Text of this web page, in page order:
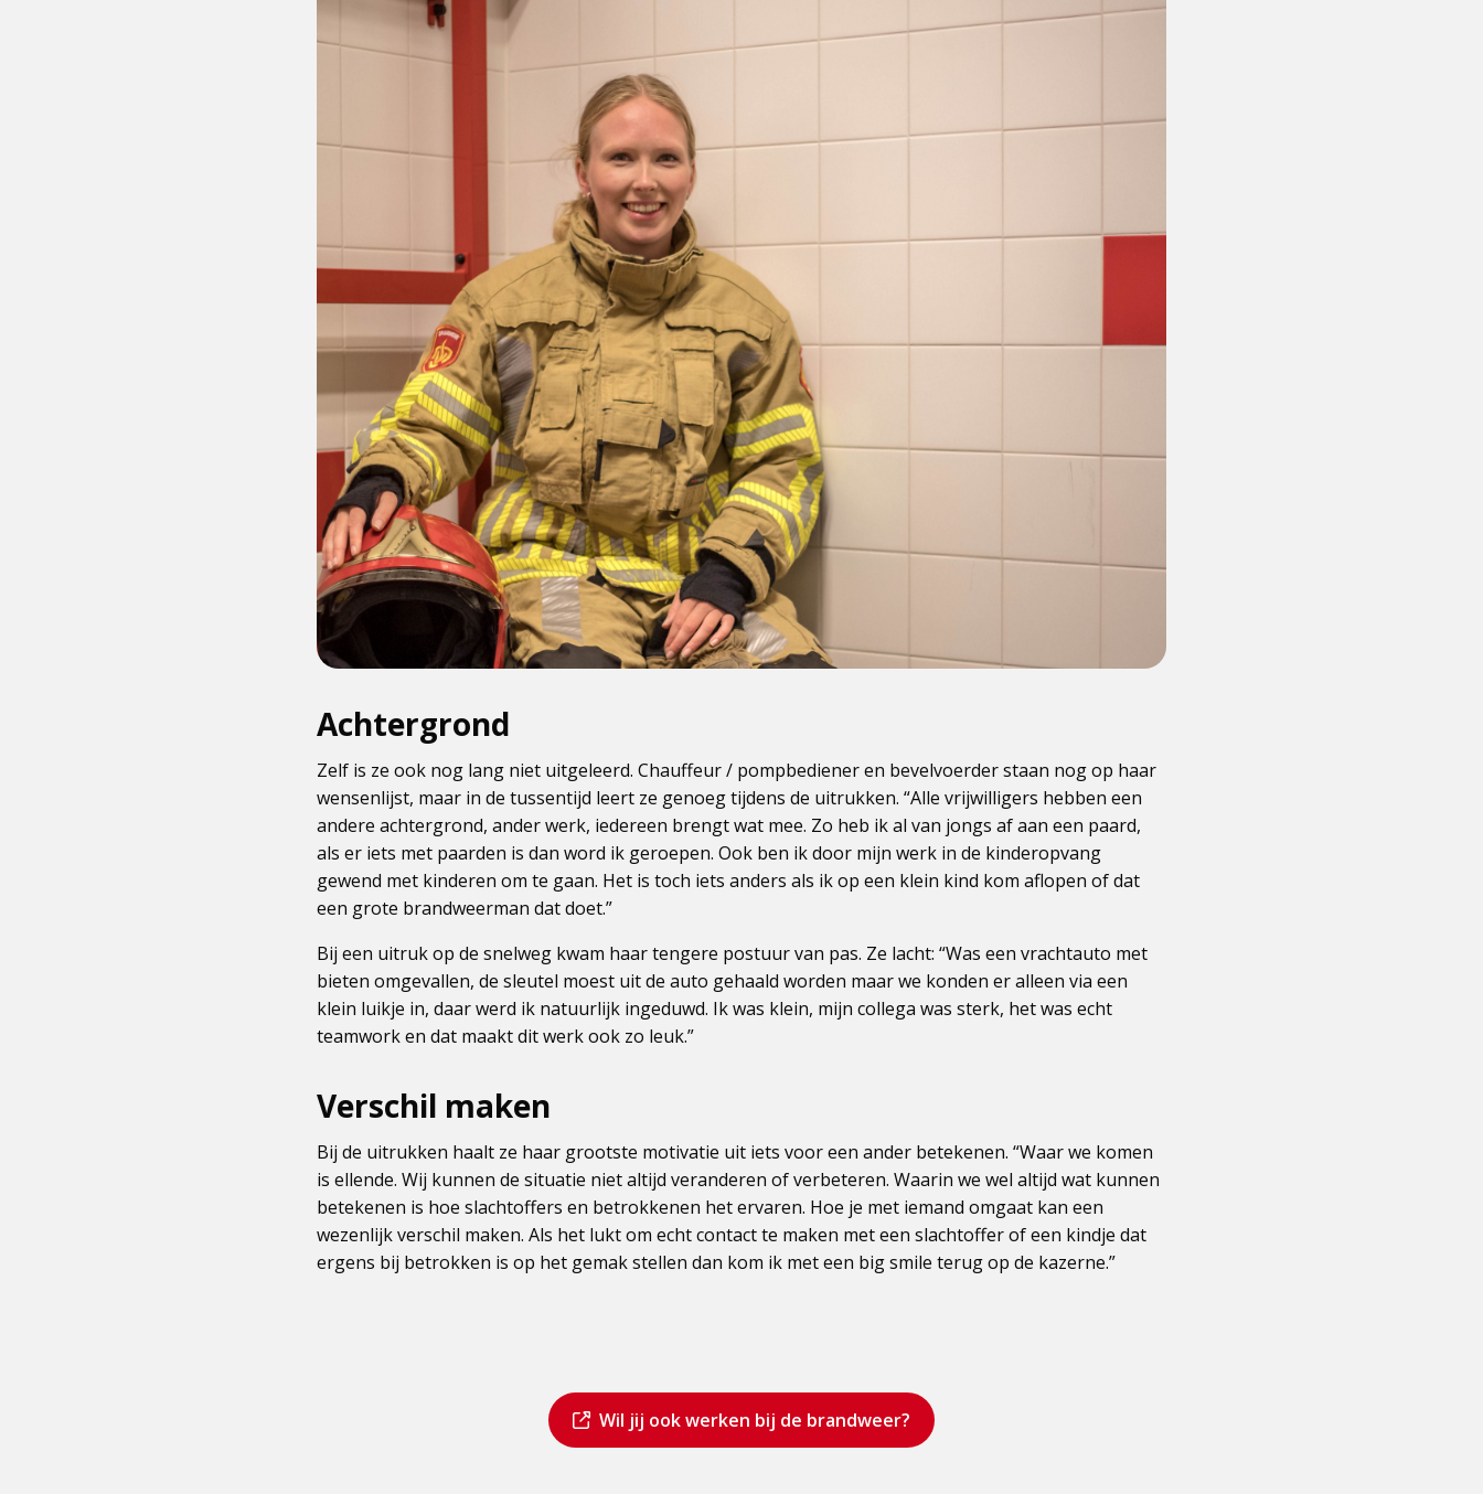
Achtergrond
Zelf is ze ook nog lang niet uitgeleerd. Chauffeur / pompbediener en bevelvoerder staan nog op haar
wensenlijst, maar in de tussentijd leert ze genoeg tijdens de uitrukken. “Alle vrijwilligers hebben een
andere achtergrond, ander werk, iedereen brengt wat mee. Zo heb ik al van jongs af aan een paard,
als er iets met paarden is dan word ik geroepen. Ook ben ik door mijn werk in de kinderopvang
gewend met kinderen om te gaan. Het is toch iets anders als ik op een klein kind kom aflopen of dat
een grote brandweerman dat doet.”
Bij een uitruk op de snelweg kwam haar tengere postuur van pas. Ze lacht: “Was een vrachtauto met
bieten omgevallen, de sleutel moest uit de auto gehaald worden maar we konden er alleen via een
klein luikje in, daar werd ik natuurlijk ingeduwd. Ik was klein, mijn collega was sterk, het was echt
teamwork en dat maakt dit werk ook zo leuk.”
Verschil maken
Bij de uitrukken haalt ze haar grootste motivatie uit iets voor een ander betekenen. “Waar we komen
is ellende. Wij kunnen de situatie niet altijd veranderen of verbeteren. Waarin we wel altijd wat kunnen
betekenen is hoe slachtoffers en betrokkenen het ervaren. Hoe je met iemand omgaat kan een
wezenlijk verschil maken. Als het lukt om echt contact te maken met een slachtoffer of een kindje dat
ergens bij betrokken is op het gemak stellen dan kom ik met een big smile terug op de kazerne.”
Dit
is
Wil jij ook werken bij de brandweer?